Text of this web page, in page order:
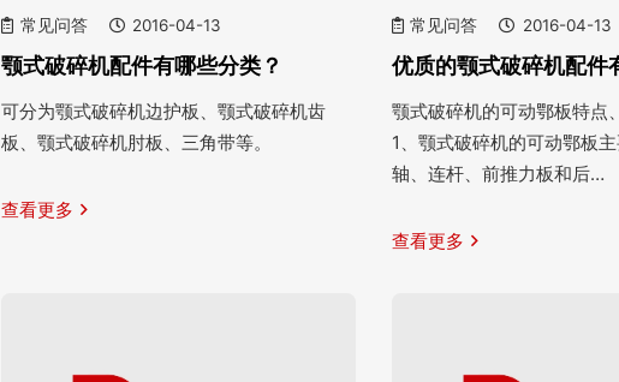
常见问答 2016-04-13
颚式破碎机配件有哪些分类？
可分为颚式破碎机边护板、颚式破碎机齿
板、颚式破碎机肘板、三角带等。
查看更多
常见问答 2016-04-13
优质的颚式破碎机配件
颚式破碎机的可动鄂板特点
1、颚式破碎机的可动鄂板
轴、连杆、前推力板和后…
查看更多